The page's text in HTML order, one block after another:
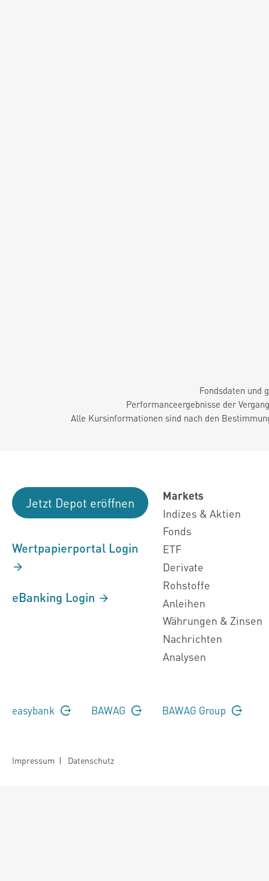
Fondsdaten und
Performanceergebnisse der
Alle Kursinformationen sind nach den
Jetzt Depot eröffnen
Wertpapierportal Login
eBanking Login
Markets
Indizes & Aktien
Fonds
ETF
Derivate
Rohstoffe
Anleihen
Währungen & Zinsen
Nachrichten
Analysen
easybank BAWAG BAWAG Group
Impressum | Datenschutz